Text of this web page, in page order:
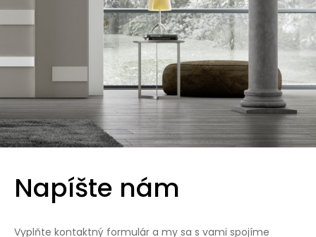
Napíšte nám
Vyplňte kontaktný formulár a my sa s vami spojíme